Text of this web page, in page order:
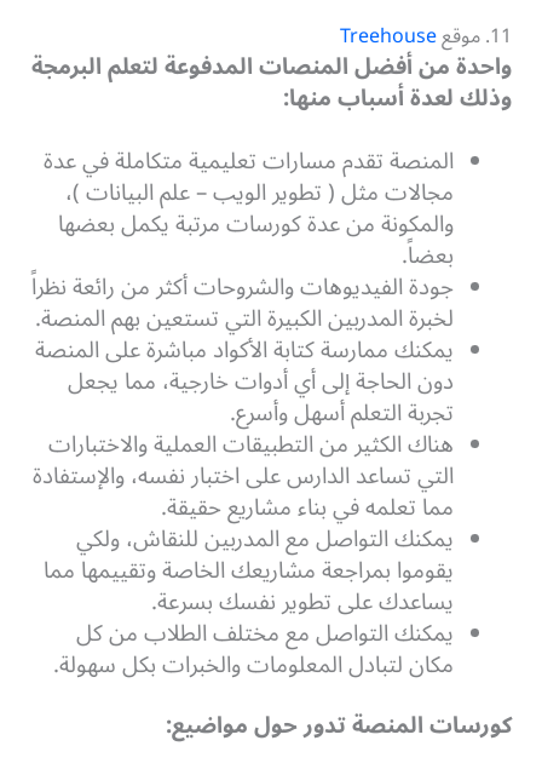
11. موقع Treehouse
واحدة من أفضل المنصات المدفوعة لتعلم البرمجة
وذلك لعدة أسباب منها:
المنصة تقدم مسارات تعليمية متكاملة في عدة
مجالات مثل ( تطوير الويب – علم البيانات )،
والمكونة من عدة كورسات مرتبة يكمل بعضها
بعضاً.
جودة الفيديوهات والشروحات أكثر من رائعة نظراً
لخبرة المدربين الكبيرة التي تستعين بهم المنصة.
يمكنك ممارسة كتابة الأكواد مباشرة على المنصة
دون الحاجة إلى أي أدوات خارجية، مما يجعل
تجربة التعلم أسهل وأسرع.
هناك الكثير من التطبيقات العملية والاختبارات
التي تساعد الدارس على اختبار نفسه، والإستفادة
مما تعلمه في بناء مشاريع حقيقة.
يمكنك التواصل مع المدربين للنقاش، ولكي
يقوموا بمراجعة مشاريعك الخاصة وتقييمها مما
يساعدك على تطوير نفسك بسرعة.
يمكنك التواصل مع مختلف الطلاب من كل
مكان لتبادل المعلومات والخبرات بكل سهولة.
كورسات المنصة تدور حول مواضيع: